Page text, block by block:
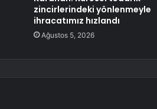
zincirlerindeki yönlenmeyle
ihracatımız hızlandı
Ağustos 5, 2026